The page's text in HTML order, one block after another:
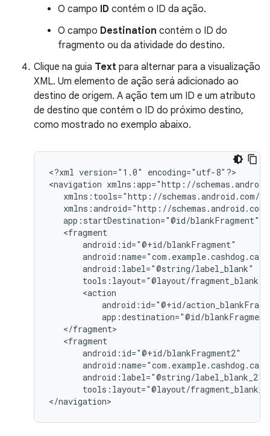
O campo ID contém o ID da ação.
O campo Destination contém o ID do
fragmento ou da atividade do destino.
Clique na guia Text para alternar para a visualização
XML. Um elemento de ação será adicionado ao
destino de origem. A ação tem um ID e um atributo
de destino que contém o ID do próximo destino,
como mostrado no exemplo abaixo.
<?xml version="1.0"
encoding="utf-8"?>
<navigation
tools:layout="@layout/fragment_blank"
app:destination="@id/
tools:layout="@layout/